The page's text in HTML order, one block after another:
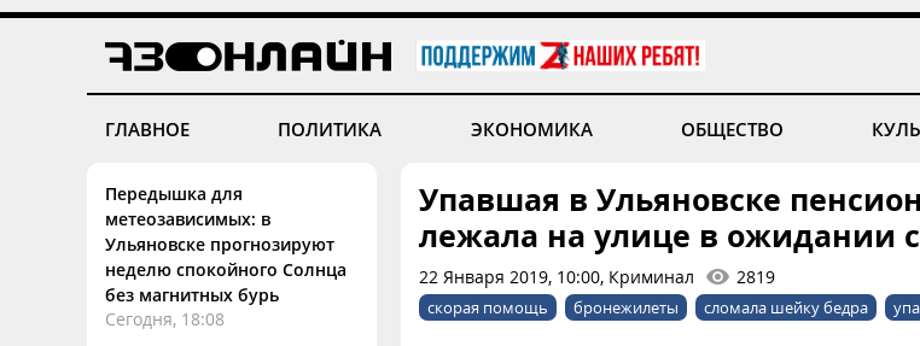
ГЛАВНОЕ ПОЛИТИКА ЭКОНОМИКА ОБЩЕСТВО
Передышка для
метеозависимых: в
Ульяновске прогнозируют
неделю спокойного Солнца
без магнитных бурь
Сегодня, 18:08
Упавшая в Ульяновске
лежала на улице в ожидании
22 Января 2019, 10:00, Криминал 2819
скорая помощь бронежилеты сломала шейку бедра